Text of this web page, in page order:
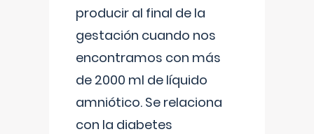
producir al final de la
gestación cuando nos
encontramos con más
de 2000 ml de líquido
amniótico. Se relaciona
con la diabetes